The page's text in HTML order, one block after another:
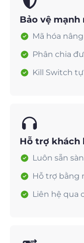
Bảo vệ mạnh
Mã hóa
Phân chia
Kill Switch
Hỗ trợ khách
Luôn sẵn
Hỗ trợ bằng
Liên hệ qua